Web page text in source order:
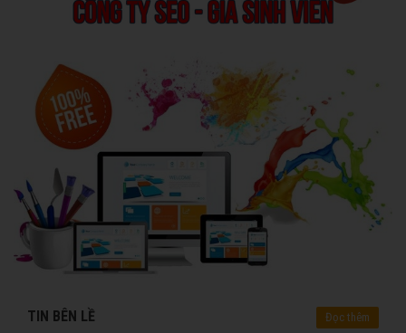
TIN BÊN LỀ Đọc thêm